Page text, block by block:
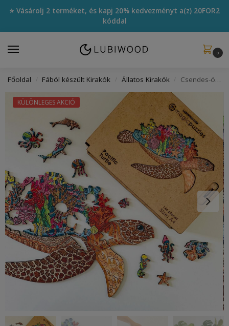
⭐ Vásárolj 2 terméket, és kapj 20% kedvezményt a(z) 20FOR2
kóddal
0
Főoldal / Fából készült Kirakók / Állatos Kirakók / Csendes-óceáni Teknős Kirakó
KÜLÖNLEGES AKCIÓ